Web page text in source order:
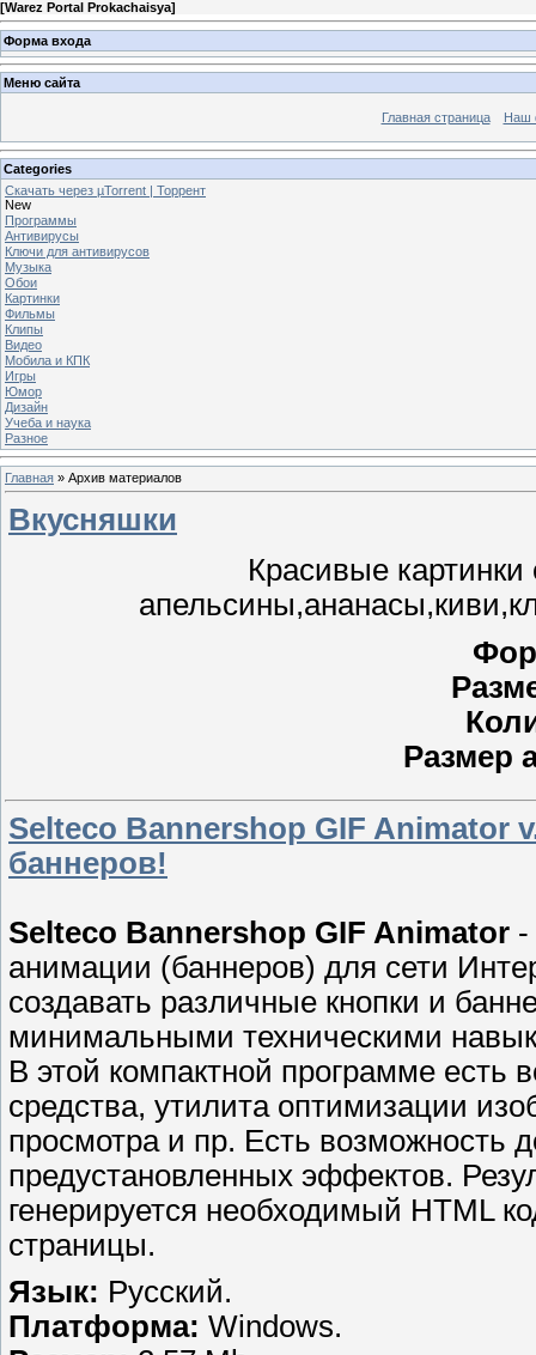
[Warez Portal Prokachaisya]
Форма входа
Меню сайта
Главная страница Наш
Categories
Скачать через µTorrent | Торрент
New
Программы
Антивирусы
Ключи для антивирусов
Музыка
Обои
Картинки
Фильмы
Клипы
Видео
Мобила и КПК
Игры
Юмор
Дизайн
Учеба и наука
Разное
Главная » Архив материалов
Вкусняшки
Красивые
Размер
Selteco Bannershop GIF Animator
баннеров!
Selteco Bannershop GIF Animator -
анимации (баннеров) для сети
создавать различные кнопки и
минимальными техническими
В этой компактной программе
средства, утилита оптимизации
просмотра и пр. Есть возможность
предустановленных эффектов.
генерируется необходимый HTML
страницы.
Язык: Русский.
Платформа: Windows.